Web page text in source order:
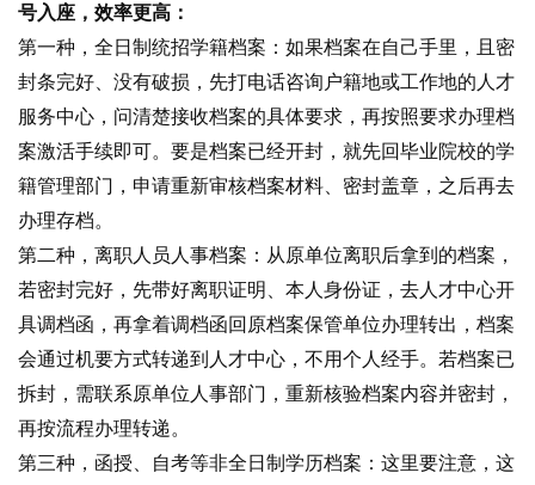
号入座，效率更高：
第一种，全日制统招学籍档案：如果档案在自己手里，且密
封条完好、没有破损，先打电话咨询户籍地或工作地的人才
服务中心，问清楚接收档案的具体要求，再按照要求办理档
案激活手续即可。要是档案已经开封，就先回毕业院校的学
籍管理部门，申请重新审核档案材料、密封盖章，之后再去
办理存档。
第二种，离职人员人事档案：从原单位离职后拿到的档案，
若密封完好，先带好离职证明、本人身份证，去人才中心开
具调档函，再拿着调档函回原档案保管单位办理转出，档案
会通过机要方式转递到人才中心，不用个人经手。若档案已
拆封，需联系原单位人事部门，重新核验档案内容并密封，
再按流程办理转递。
第三种，函授、自考等非全日制学历档案：这里要注意，这